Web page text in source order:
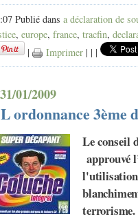
Publié dans a déclaration de
, europe, france, tracfin,
| Imprimer | | |
31/01/2009
L ordonnance 3ème
Le conseil
approuvé
l'utilisation
terrorisme.